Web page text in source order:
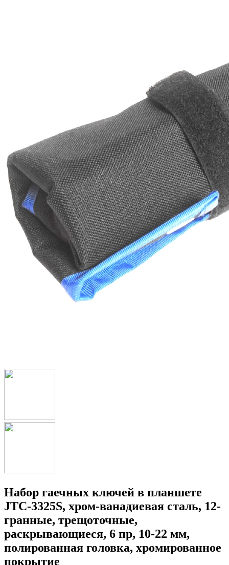
Набор гаечных ключей в планшете
JTC-3325S, хром-ванадиевая сталь, 12-
гранные, трещоточные,
раскрывающиеся, 6 пр, 10-22 мм,
полированная головка, хромированное
покрытие